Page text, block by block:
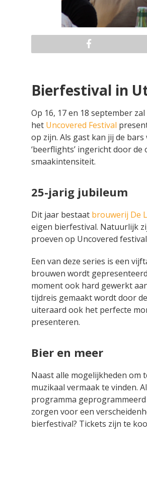
Bierfestival in
Op 16, 17 en 18 september
het Uncovered Festival
op zijn. Als gast kan jij de
‘beerflights’ ingericht door
smaakintensiteit.
25-jarig jubileum
Dit jaar bestaat brouwerij De
eigen bierfestival. Natuurlijk
proeven op Uncovered
Een van deze series is een
brouwen wordt
moment ook hard gewerkt
tijdreis gemaakt wordt door
uiteraard ook het perfecte
presenteren.
Bier en meer
Naast alle mogelijkheden om
muzikaal vermaak te vinden.
programma
zorgen voor een
bierfestival? Tickets zijn te